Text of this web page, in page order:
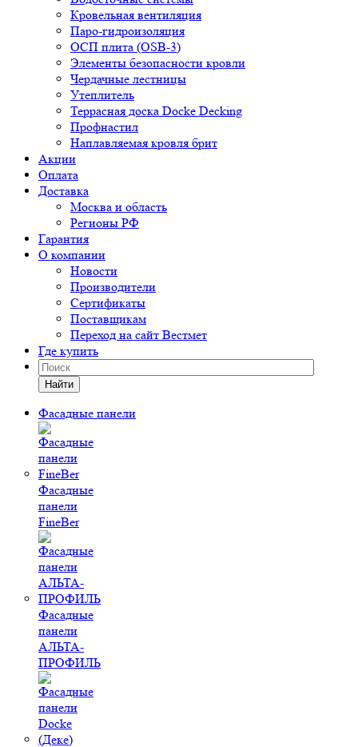
Кровельная вентиляция
Паро-гидроизоляция
ОСП плита (OSB-3)
Элементы безопасности кровли
Чердачные лестницы
Утеплитель
Террасная доска Docke Decking
Профнастил
Наплавляемая кровля брит
Акции
Оплата
Доставка
Москва и область
Регионы РФ
Гарантия
О компании
Новости
Производители
Сертификаты
Поставщикам
Переход на сайт Вестмет
Где купить
Найти
Фасадные панели
Фасадные
панели
FineBer
Фасадные
панели
АЛЬТА-
ПРОФИЛЬ